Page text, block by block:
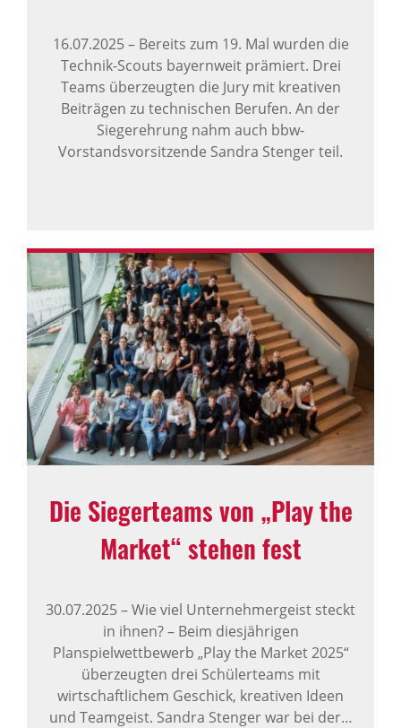
16.07.2025–Bereits zum 19. Mal wurden die
Technik-Scouts bayernweit prämiert. Drei
Teams überzeugten die Jury mit kreativen
Beiträgen zu technischen Berufen. An der
Siegerehrung nahm auch bbw-
Vorstandsvorsitzende Sandra Stenger teil.
Die Sieger­teams von „Play the
Market“ stehen fest
30.07.2025–Wie viel Unternehmergeist steckt
in ihnen? – Beim diesjährigen
Planspielwettbewerb „Play the Market 2025“
überzeugten drei Schülerteams mit
wirtschaftlichem Geschick, kreativen Ideen
und Teamgeist. Sandra Stenger war bei der…